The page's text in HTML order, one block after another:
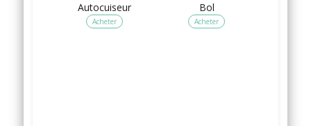
Autocuiseur
Acheter
Bol
Acheter